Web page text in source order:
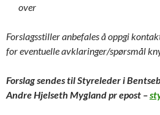
over
Forslagsstiller anbefales å oppgi
for eventuelle avklaringer/spørsmål
Forslag sendes til Styreleder i
Andre Hjelseth Mygland pr epost –